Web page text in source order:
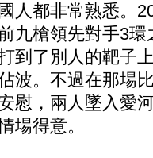
都非常熟悉。
九槍領先對手3
到了別人的靶子
波。不過在那場
慰，兩人墜入愛
場得意。